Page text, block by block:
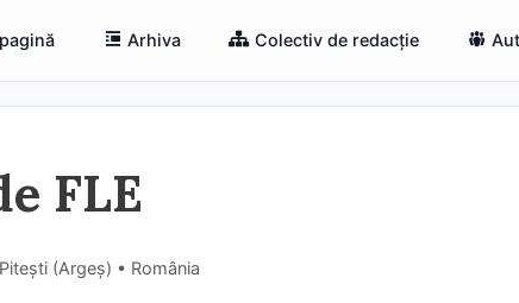
Arhiva Colectiv de redacție
FLE
(Argeş) • România